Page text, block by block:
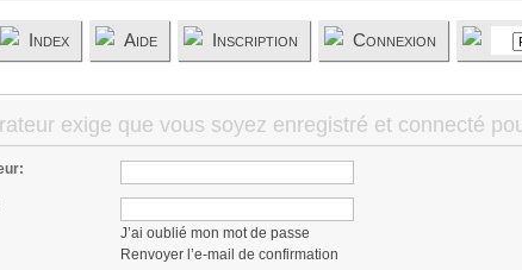
Index Aide Inscription Connexion
exige que vous soyez enregistré et connecté
J’ai oublié mon mot de passe
Renvoyer l’e-mail de confirmation